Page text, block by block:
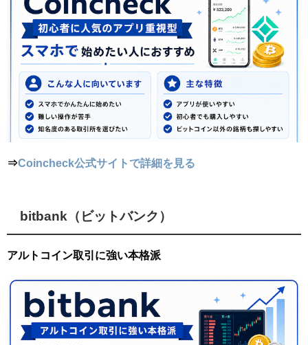
⇒Coincheck公式サイトで詳細を見る
bitbank（ビットバンク）
アルトコイン取引に強い本格派